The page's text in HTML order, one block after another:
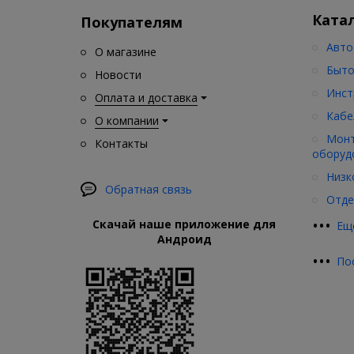
Покупателям
О магазине
Новости
Оплата и доставка
О компании
Контакты
Обратная связь
Скачай наше приложение для
Андроид
•••
•••